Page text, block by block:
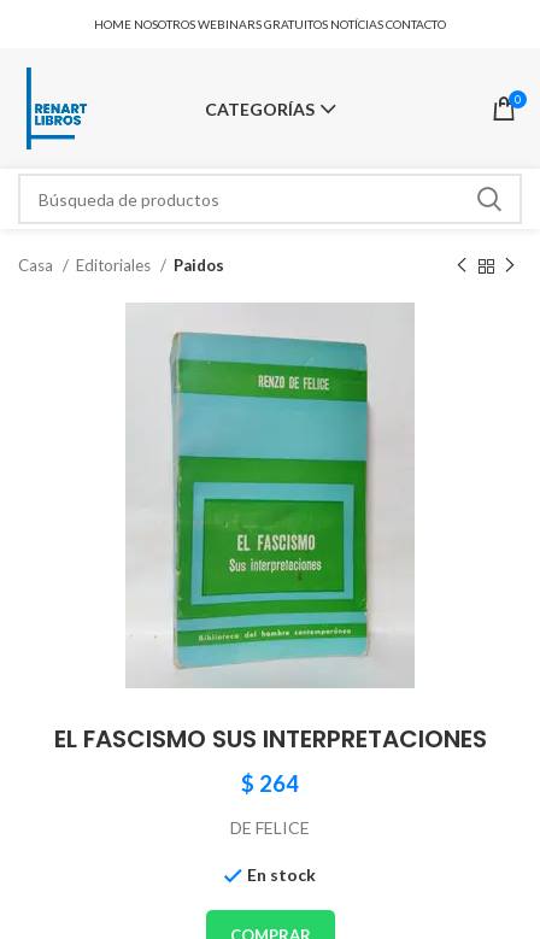
HOME NOSOTROSWEBINARS GRATUITOS NOTÍCIASCONTACTO
CATEGORÍAS 0
Casa Editoriales Paidos
EL FASCISMO SUS INTERPRETACIONES
$ 264
DE FELICE
En stock